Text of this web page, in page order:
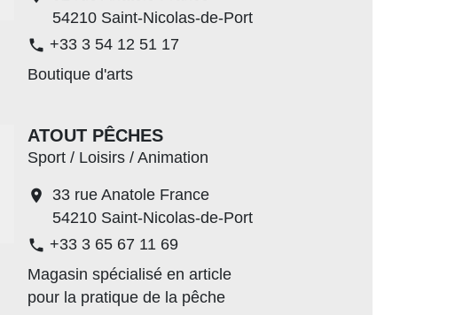
54210 Saint-Nicolas-de-Port
phone +33 3 54 12 51 17
Boutique d'arts
ATOUT PÊCHES
Sport / Loisirs / Animation
location_on
33 rue Anatole France
54210 Saint-Nicolas-de-Port
phone +33 3 65 67 11 69
Magasin spécialisé en article
pour la pratique de la pêche